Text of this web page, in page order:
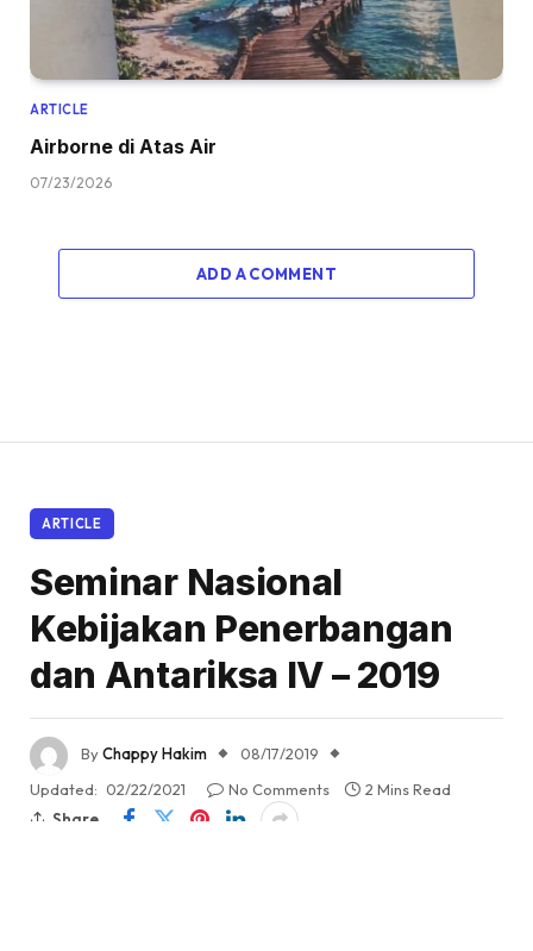
ARTICLE
Airborne di Atas Air
07/23/2026
ADD A COMMENT
ARTICLE
Seminar Nasional
Kebijakan Penerbangan
dan Antariksa IV – 2019
ByChappy Hakim
08/17/2019
Updated: 02/22/2021 No Comments
2 Mins Read
Share